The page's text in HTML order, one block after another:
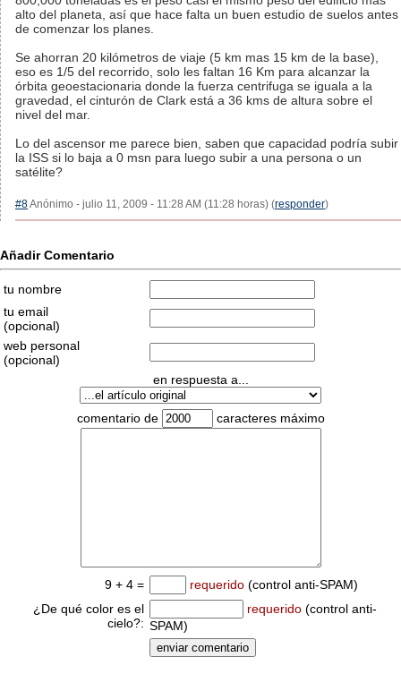
alto del planeta, así que hace falta un buen estudio de suelos antes
de comenzar los planes.
Se ahorran 20 kilómetros de viaje (5 km mas 15 km de la base),
eso es 1/5 del recorrido, solo les faltan 16 Km para alcanzar la
órbita geoestacionaria donde la fuerza centrifuga se iguala a la
gravedad, el cinturón de Clark está a 36 kms de altura sobre el
nivel del mar.
Lo del ascensor me parece bien, saben que capacidad podría subir
la ISS si lo baja a 0 msn para luego subir a una persona o un
satélite?
#8Anónimo - julio 11, 2009 - 11:28 AM (11:28 horas) (responder)
Añadir Comentario
tu nombre
tu email
(opcional)
web personal
(opcional)
en respuesta a...
comentario de caracteres máximo
9 + 4 = requerido (control anti-SPAM)
¿De qué color es el
cielo?:
requerido (control anti-
SPAM)